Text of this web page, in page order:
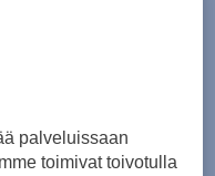
palveluissaan
toimivat toivotulla